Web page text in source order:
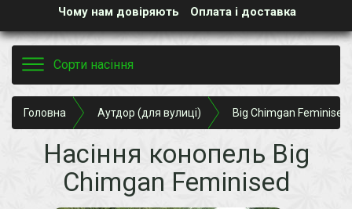
Чому нам довіряють Оплата і доставка
Toggle
navigation
Сорти насіння
Головна Аутдор (для вулиці) Big Chimgan Feminised
Насіння конопель Big
Chimgan Feminised